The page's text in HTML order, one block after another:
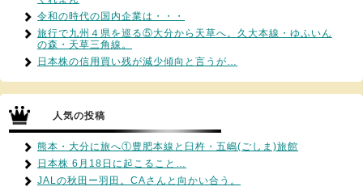
令和の時代の国内企業は・・・
旅行で九州４県を巡る⑤大分から天草へ。久大本線・ゆふいん
の森・天草三角線。
日本株の信用買い残が減少傾向と言うが…
人気の投稿
熊本・大分に旅へ①豊肥本線と臼杵・五嶋(ごしま)旅館
日本株 6月18日に起こること…
JALの秋田ー羽田。CAさんと向かい合う。